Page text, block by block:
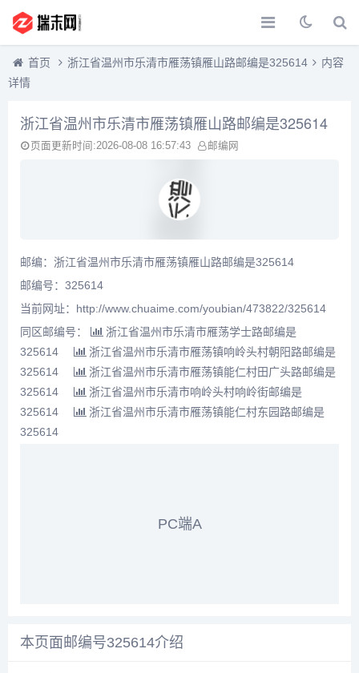
首页 浙江省温州市乐清市雁荡镇雁山路邮编是325614
内容
详情
浙江省温州市乐清市雁荡镇雁山路邮编是325614
页面更新时间:2026-08-08 16:57:43 邮编网
邮编：浙江省温州市乐清市雁荡镇雁山路邮编是325614
邮编号：325614
当前网址：http://www.chuaime.com/youbian/473822/325614
同区邮编号：
浙江省温州市乐清市雁荡学士路邮编是
325614
浙江省温州市乐清市雁荡镇响岭头村朝阳路邮编是
325614
浙江省温州市乐清市雁荡镇能仁村田广头路邮编是
325614
浙江省温州市乐清市响岭头村响岭街邮编是
325614
浙江省温州市乐清市雁荡镇能仁村东园路邮编是
325614
PC端A
本页面邮编号325614介绍